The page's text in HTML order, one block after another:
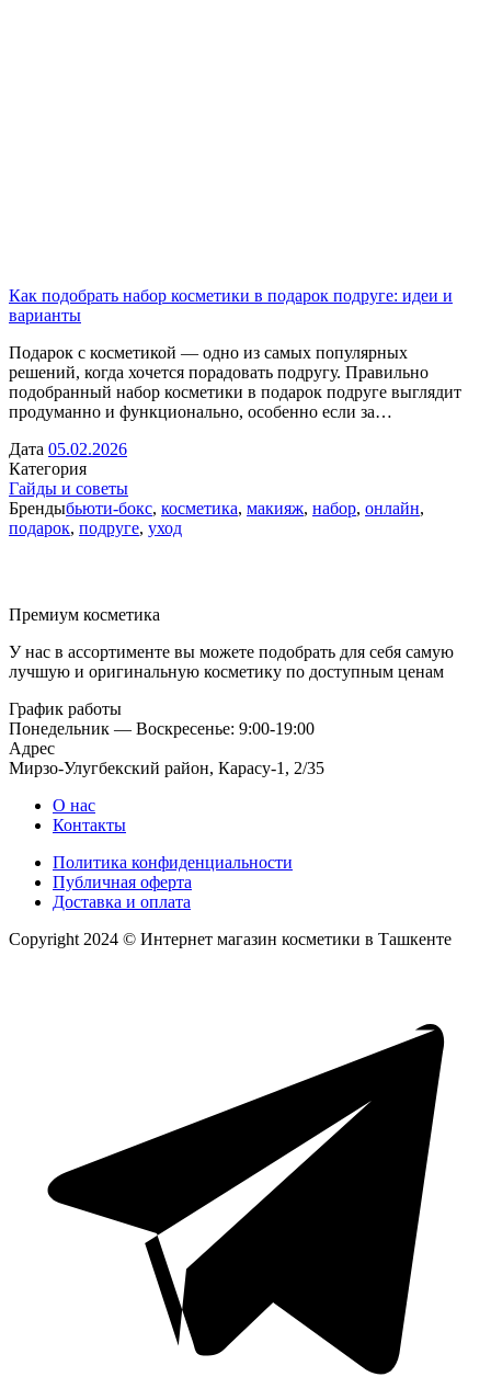
Как подобрать набор косметики в подарок подруге: идеи и
варианты
Подарок с косметикой — одно из самых популярных
решений, когда хочется порадовать подругу. Правильно
подобранный набор косметики в подарок подруге выглядит
продуманно и функционально, особенно если за…
Дата 05.02.2026
Категория
Гайды и советы
Брендыбьюти-бокс, косметика, макияж, набор, онлайн,
подарок, подруге, уход
Премиум косметика
У нас в ассортименте вы можете подобрать для себя самую
лучшую и оригинальную косметику по доступным ценам
График работы
Понедельник — Воскресенье: 9:00-19:00
Адрес
Мирзо-Улугбекский район, Карасу-1, 2/35
О нас
Контакты
Политика конфиденциальности
Публичная оферта
Доставка и оплата
Copyright 2024 © Интернет магазин косметики в Ташкенте